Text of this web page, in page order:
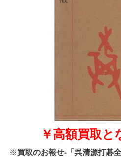
￥高額買取と
※買取のお報せ-「呉清源打碁